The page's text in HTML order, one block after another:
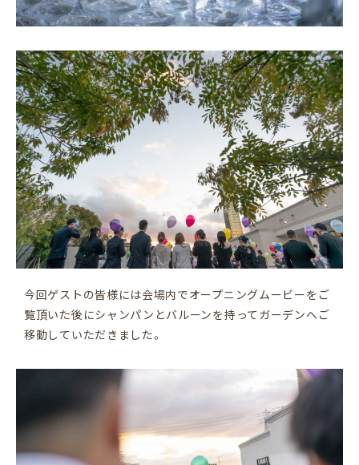
今回ゲストの皆様には会場内でオープニングムービーをご
覧頂いた後にシャンパンとバルーンを持ってガーデンへご
移動していただきました。